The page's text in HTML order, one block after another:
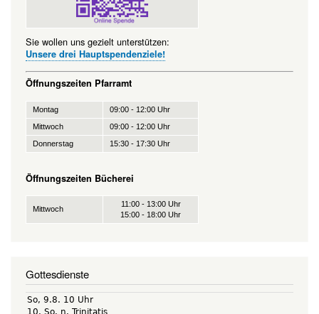
Sie wollen uns gezielt unterstützen:
Unsere drei Hauptspendenziele!
Öffnungszeiten Pfarramt
Montag
09:00 - 12:00 Uhr
Mittwoch
09:00 - 12:00 Uhr
Donnerstag
15:30 - 17:30 Uhr
Öffnungszeiten Bücherei
Mittwoch
11:00 - 13:00 Uhr
15:00 - 18:00 Uhr
Gottesdienste
So, 9.8. 10 Uhr
10. So. n. Trinitatis